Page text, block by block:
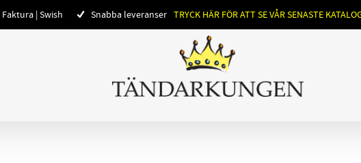
Faktura | Swish Snabba leveranser TRYCK HÄR FÖR ATT SE VÅR SENASTE